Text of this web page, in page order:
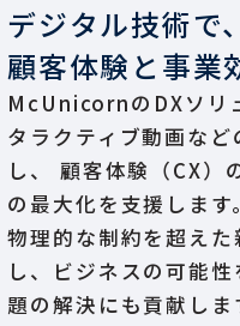
デジタル技術で、
顧客体験と事業
McUnicornのDXソリ
タラクティブ動画な
し、
顧客体験（CX）
の最大化を支援します。
物理的な制約を超え
し、ビジネスの可能
題の解決にも貢献しま